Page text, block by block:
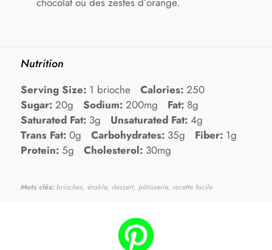
Nutrition
Serving Size: 1 brioche Calories: 250
Sugar: 20g Sodium: 200mg Fat: 8g
Saturated Fat: 3g Unsaturated Fat: 4g
Trans Fat: 0g Carbohydrates: 35g Fiber: 1g
Protein: 5g Cholesterol: 30mg
Mots clés: brioches, érable, dessert, pâtisserie, recette facile